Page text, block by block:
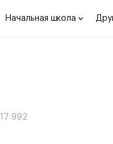
Начальная школа
17 992